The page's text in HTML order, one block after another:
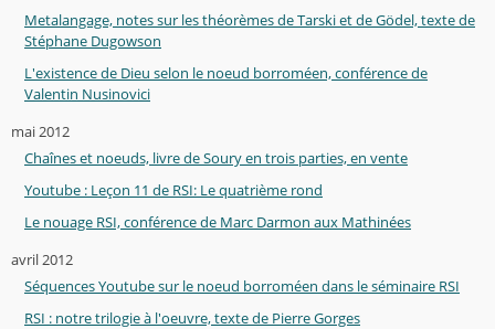
Metalangage, notes sur les théorèmes de Tarski et de Gödel, texte de
Stéphane Dugowson
L'existence de Dieu selon le noeud borroméen, conférence de
Valentin Nusinovici
mai 2012
Chaînes et noeuds, livre de Soury en trois parties, en vente
Youtube : Leçon 11 de RSI: Le quatrième rond
Le nouage RSI, conférence de Marc Darmon aux Mathinées
avril 2012
Séquences Youtube sur le noeud borroméen dans le séminaire RSI
RSI : notre trilogie à l'oeuvre, texte de Pierre Gorges